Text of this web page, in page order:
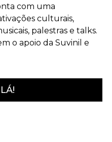
com uma
culturais,
palestras e talks.
o apoio da Suvinil e